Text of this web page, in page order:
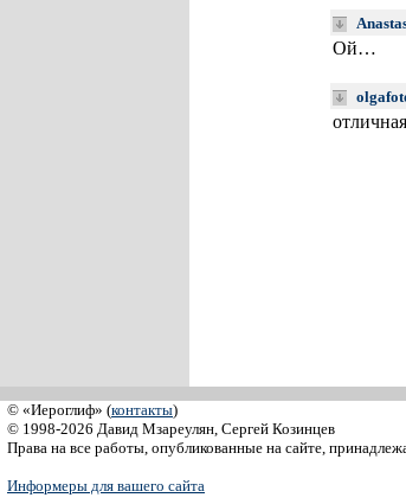
Ой…
© «Иероглиф» (контакты)
© 1998-2026 Давид Мзареулян, Сергей Козинцев
Права на все работы, опубликованные на сайте,
Информеры для вашего сайта